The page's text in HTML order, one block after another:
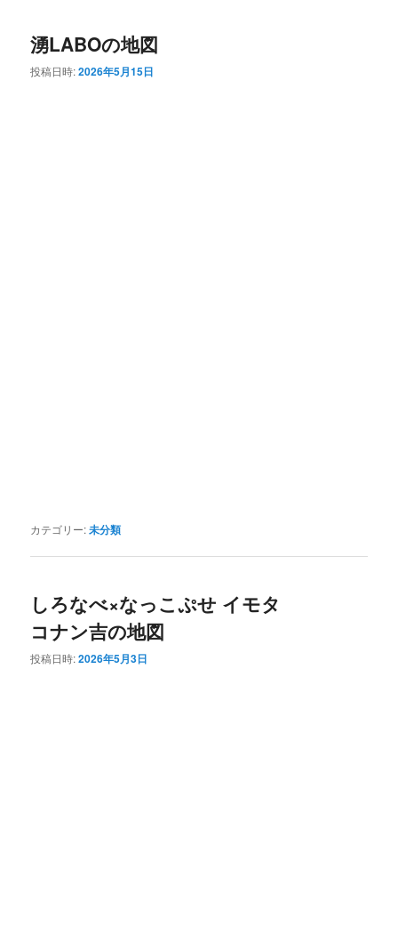
湧LABOの地図
投稿日時:2026年5月15日
カテゴリー:未分類
しろなべ×なっこぷせ イモタ
コナン吉の地図
投稿日時:2026年5月3日